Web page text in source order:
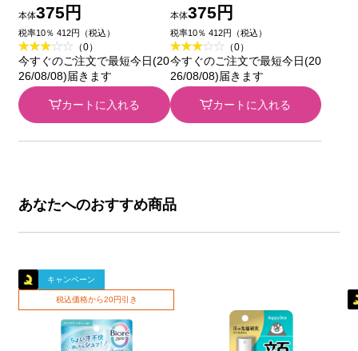
特別心配な昼用３０ｃ
ｍ 羽つき ９コ 花王
(医薬部外品)
本体375円
税率10％ 412円（税込）
（0）
今すぐのご注文で最短今日(20
26/08/08)届きます
カートに入れる
多い昼用２２．５ｃ
ｍ 羽つき １６個 １
６コ 花王 (医薬部外品)
本体375円
税率10％ 412円（税込）
（0）
今すぐのご注文で最短今日(20
26/08/08)届きます
カートに入れる
あなたへのおすすめ商品
キャンペーン
税込価格から20円引き